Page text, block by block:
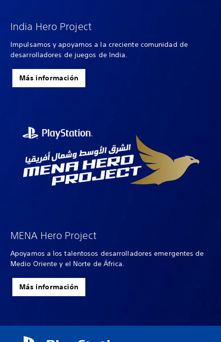
India Hero Project
Impulsamos y apoyamos a la creciente comunidad de
desarrolladores de juegos de India.
Más información
MENA Hero Project
Apoyamos a los talentosos desarrolladores emergentes de
Medio Oriente y el Norte de África.
Más información